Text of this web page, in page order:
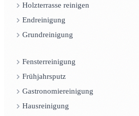
Holzterrasse reinigen
Endreinigung
Grundreinigung
Fensterreinigung
Frühjahrsputz
Gastronomiereinigung
Hausreinigung